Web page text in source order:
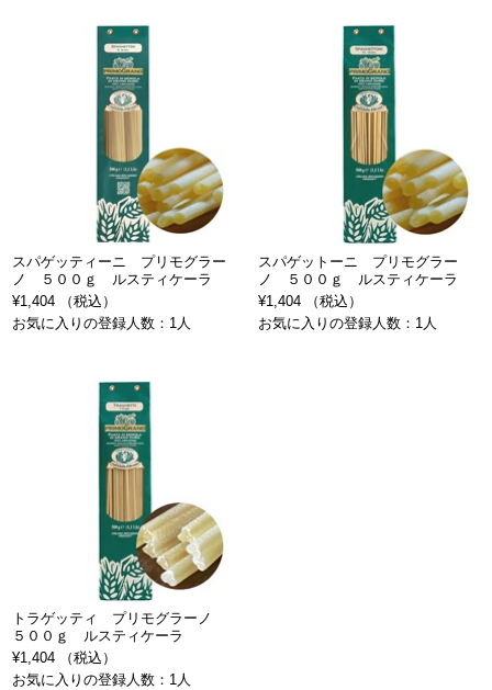
スパゲッティーニ プリモグラー
ノ ５００ｇ ルスティケーラ
¥1,404 （税込）
お気に入りの登録人数：1人
スパゲットーニ プリモグラー
ノ ５００ｇ ルスティケーラ
¥1,404 （税込）
お気に入りの登録人数：1人
トラゲッティ プリモグラーノ
５００ｇ ルスティケーラ
¥1,404 （税込）
お気に入りの登録人数：1人